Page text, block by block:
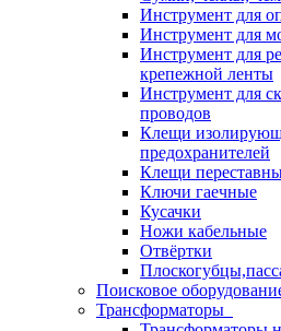
Инструмент для
Инструмент для
Инструмент для
крепежной ленты
Инструмент для
проводов
Клещи
предохранителей
Клещи
Ключи гаечные
Кусачки
Ножи кабельные
Отвёртки
Поисковое
Трансформаторы